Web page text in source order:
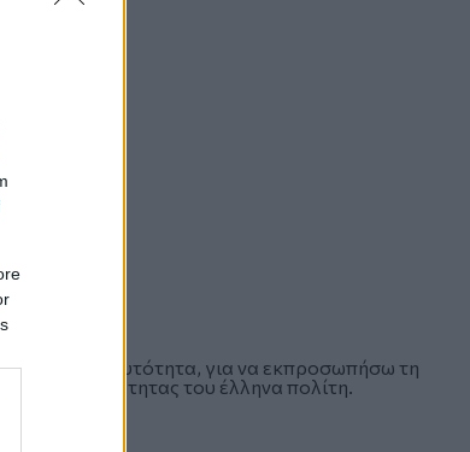
μου ταυτότητα, για να εκπροσωπήσω τη
καθημερινότητας του έλληνα πολίτη.